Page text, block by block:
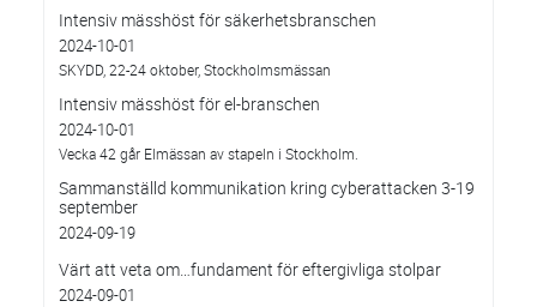
Intensiv mässhöst för säkerhetsbranschen
2024-10-01
SKYDD, 22-24 oktober, Stockholmsmässan
Intensiv mässhöst för el-branschen
2024-10-01
Vecka 42 går Elmässan av stapeln i Stockholm.
Sammanställd kommunikation kring cyberattacken 3-19
september
2024-09-19
Värt att veta om…fundament för eftergivliga stolpar
2024-09-01